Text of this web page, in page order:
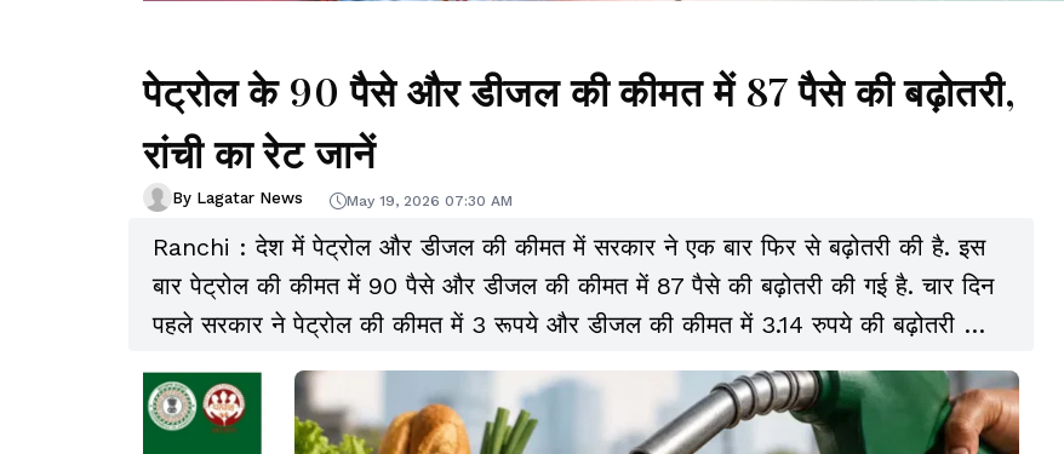
पेट्रोल के 90 पैसे और डीजल की कीमत में 87 पैसे की बढ़ोतरी,
रांची का रेट जानें
By Lagatar News May 19, 2026 07:30 AM
Ranchi : देश में पेट्रोल और डीजल की कीमत में सरकार ने एक बार फिर से बढ़ोतरी की है. इस
बार पेट्रोल की कीमत में 90 पैसे और डीजल की कीमत में 87 पैसे की बढ़ोतरी की गई है. चार दिन
पहले सरकार ने पेट्रोल की कीमत में 3 रूपये और डीजल की कीमत में 3.14 रुपये की बढ़ोतरी की
थी. नई बढ़ोतरी के बाद रांची में पेट्रोल की कीमत 101.76 रुपये हो गये हैं, जबकि डीजल की कीमत
96.52 रुपये हो गये हैं.